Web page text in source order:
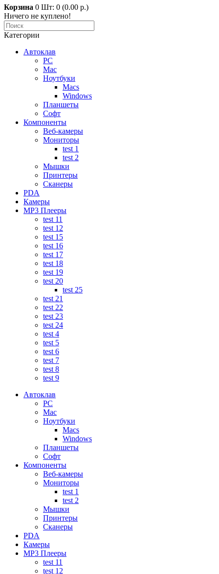
Корзина 0 Шт: 0 (0.00 р.)
Ничего не куплено!
Категории
Автоклав
PC
Mac
Ноутбуки
Macs
Windows
Планшеты
Софт
Компоненты
Веб-камеры
Мониторы
test 1
test 2
Мышки
Принтеры
Сканеры
PDA
Камеры
MP3 Плееры
test 11
test 12
test 15
test 16
test 17
test 18
test 19
test 20
test 25
test 21
test 22
test 23
test 24
test 4
test 5
test 6
test 7
test 8
test 9
Автоклав
PC
Mac
Ноутбуки
Macs
Windows
Планшеты
Софт
Компоненты
Веб-камеры
Мониторы
test 1
test 2
Мышки
Принтеры
Сканеры
PDA
Камеры
MP3 Плееры
test 11
test 12